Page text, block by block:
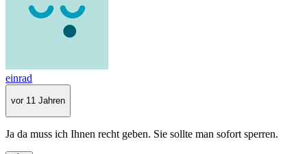
einrad
vor 11 Jahren
Ja da muss ich Ihnen recht geben. Sie sollte man sofort sperren.